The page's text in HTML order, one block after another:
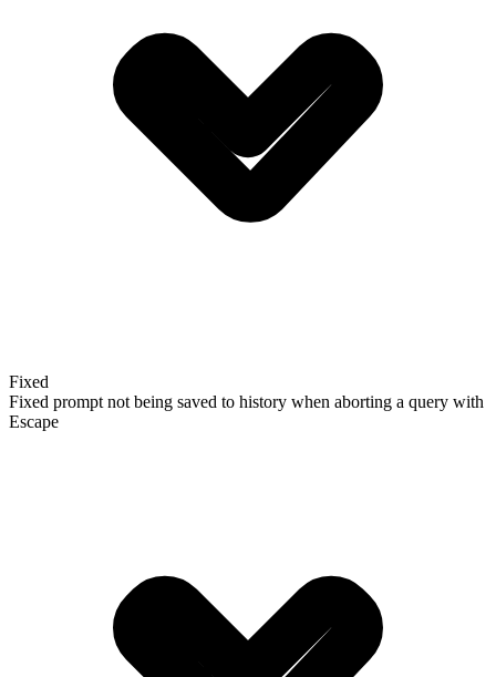
Fixed
Fixed prompt not being saved to history when aborting a query with
Escape